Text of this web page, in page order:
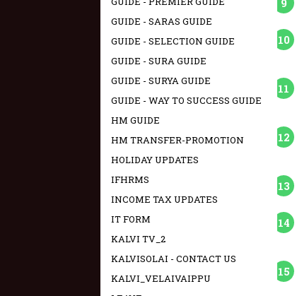
GUIDE - SARAS GUIDE
GUIDE - SELECTION GUIDE
GUIDE - SURA GUIDE
GUIDE - SURYA GUIDE
GUIDE - WAY TO SUCCESS GUIDE
HM GUIDE
HM TRANSFER-PROMOTION
HOLIDAY UPDATES
IFHRMS
INCOME TAX UPDATES
IT FORM
KALVI TV_2
KALVISOLAI - CONTACT US
KALVI_VELAIVAIPPU